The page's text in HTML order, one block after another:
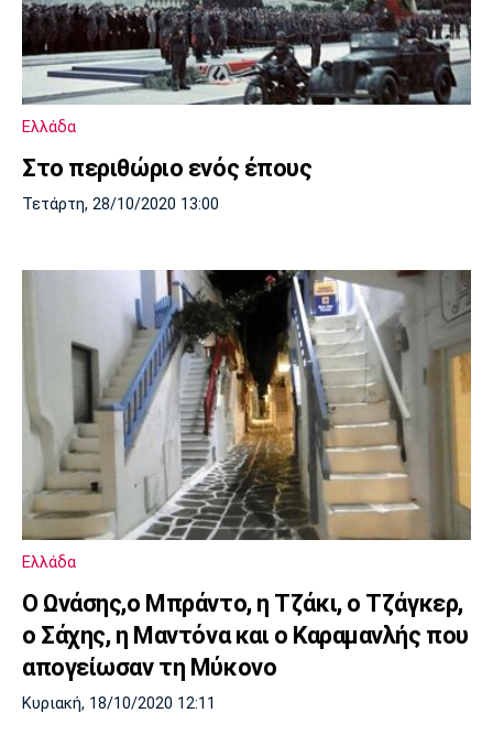
Ελλάδα
Στο περιθώριο ενός έπους
Τετάρτη, 28/10/2020 13:00
Ελλάδα
Ο Ωνάσης,ο Μπράντο, η Τζάκι, o Τζάγκερ,
ο Σάχης, η Μαντόνα και ο Καραμανλής που
απογείωσαν τη Μύκονο
Κυριακή, 18/10/2020 12:11